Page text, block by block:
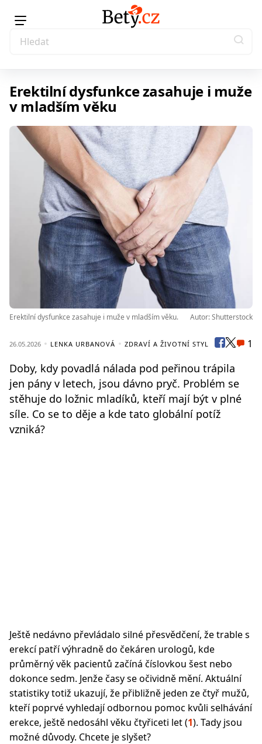
Erektilní dysfunkce zasahuje i muže
v mladším věku
Erektilní dysfunkce zasahuje i muže v mladším věku. Autor: Shutterstock
26.05.2026 LENKA URBANOVÁ ZDRAVÍ A ŽIVOTNÍ STYL 1
Doby, kdy povadlá nálada pod peřinou trápila
jen pány v letech, jsou dávno pryč. Problém se
stěhuje do ložnic mladíků, kteří mají být v plné
síle. Co se to děje a kde tato globální potíž
vzniká?
Ještě nedávno převládalo silné přesvědčení, že trable s
erekcí patří výhradně do čekáren urologů, kde
průměrný věk pacientů začíná číslovkou šest nebo
dokonce sedm. Jenže časy se očividně mění. Aktuální
statistiky totiž ukazují, že přibližně jeden ze čtyř mužů,
kteří poprvé vyhledají odbornou pomoc kvůli selhávání
erekce, ještě nedosáhl věku čtyřiceti let (1). Tady jsou
možné důvody. Chcete je slyšet?